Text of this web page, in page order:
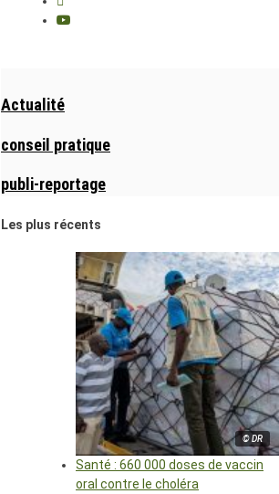
Actualité
conseil pratique
publi-reportage
Les plus récents
© DR
Santé : 660 000 doses de vaccin
oral contre le choléra